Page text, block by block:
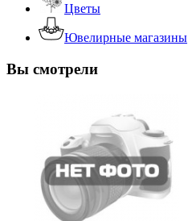
Цветы
Ювелирные магазины
Вы смотрели